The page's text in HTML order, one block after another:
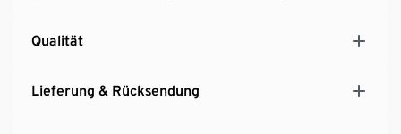
Qualität
Lieferung & Rücksendung